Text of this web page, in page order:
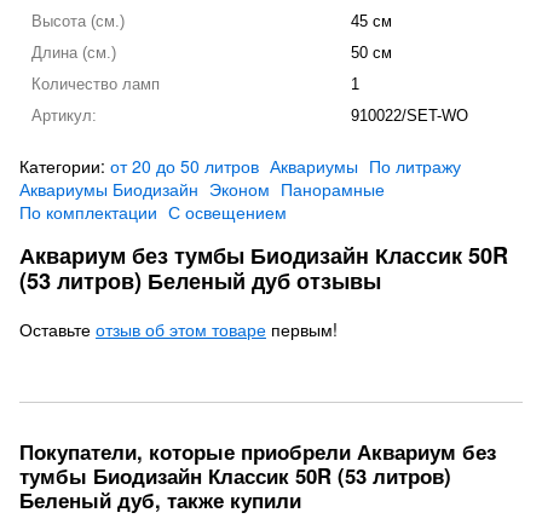
Высота (см.)
45 см
Длина (см.)
50 см
Количество ламп
1
Артикул:
910022/SET-WO
Категории: от 20 до 50 литров Аквариумы По литражу
Аквариумы Биодизайн Эконом Панорамные
По комплектации С освещением
Аквариум без тумбы Биодизайн Классик 50R
(53 литров) Беленый дуб отзывы
Оставьте отзыв об этом товаре первым!
Покупатели, которые приобрели Аквариум без
тумбы Биодизайн Классик 50R (53 литров)
Беленый дуб, также купили